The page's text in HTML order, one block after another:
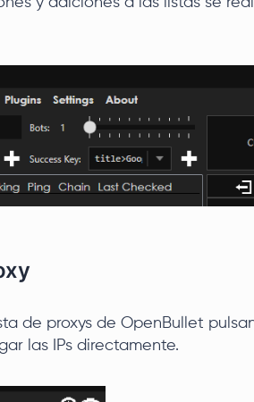
de proxys de OpenBullet
las IPs directamente.